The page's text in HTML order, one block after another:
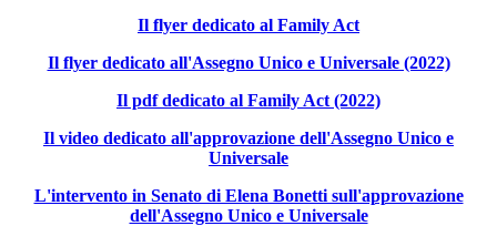
Il flyer dedicato al Family Act
Il flyer dedicato all'Assegno Unico e Universale (2022)
Il pdf dedicato al Family Act (2022)
Il video dedicato all'approvazione dell'Assegno Unico e
Universale
L'intervento in Senato di Elena Bonetti sull'approvazione
dell'Assegno Unico e Universale